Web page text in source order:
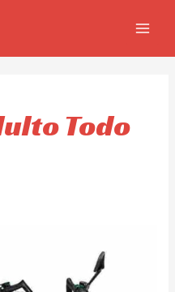
Todo